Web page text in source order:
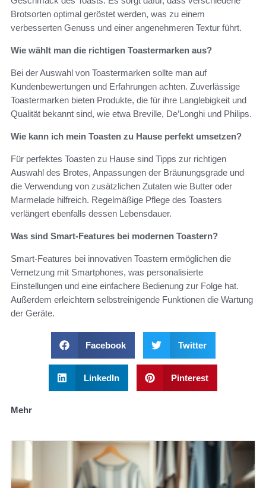
Brotsorten optimal geröstet werden, was zu einem
verbesserten Genuss und einer angenehmeren Textur führt.
Wie wählt man die richtigen Toastermarken aus?
Bei der Auswahl von Toastermarken sollte man auf
Kundenbewertungen und Erfahrungen achten. Zuverlässige
Toastermarken bieten Produkte, die für ihre Langlebigkeit und
Qualität bekannt sind, wie etwa Breville, De’Longhi und Philips.
Wie kann ich mein Toasten zu Hause perfekt umsetzen?
Für perfektes Toasten zu Hause sind Tipps zur richtigen
Auswahl des Brotes, Anpassungen der Bräunungsgrade und
die Verwendung von zusätzlichen Zutaten wie Butter oder
Marmelade hilfreich. Regelmäßige Pflege des Toasters
verlängert ebenfalls dessen Lebensdauer.
Was sind Smart-Features bei modernen Toastern?
Smart-Features bei innovativen Toastern ermöglichen die
Vernetzung mit Smartphones, was personalisierte
Einstellungen und eine einfachere Bedienung zur Folge hat.
Außerdem erleichtern selbstreinigende Funktionen die Wartung
der Geräte.
Facebook Twitter
LinkedIn Pinterest
Mehr